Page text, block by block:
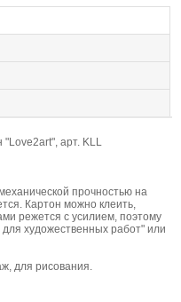
арт. KLL
прочностью на
Картон можно клеить,
режется с усилием, поэтому
художественных работ" или
для рисования.